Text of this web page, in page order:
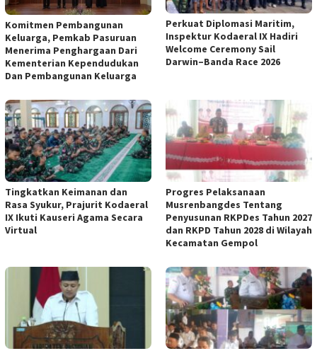
Komitmen Pembangunan
Keluarga, Pemkab Pasuruan
Menerima Penghargaan Dari
Kementerian Kependudukan
Dan Pembangunan Keluarga
Perkuat Diplomasi Maritim,
Inspektur Kodaeral IX Hadiri
Welcome Ceremony Sail
Darwin–Banda Race 2026
Tingkatkan Keimanan dan
Rasa Syukur, Prajurit Kodaeral
IX Ikuti Kauseri Agama Secara
Virtual
Progres Pelaksanaan
Musrenbangdes Tentang
Penyusunan RKPDes Tahun 2027
dan RKPD Tahun 2028 di Wilayah
Kecamatan Gempol